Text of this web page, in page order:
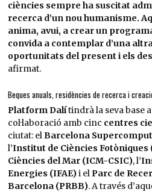
ciències sempre ha suscitat
recerca d’un nou humanisme.
anima, avui, a crear un
convida a contemplar d’una
oportunitats del present i els
afirmat.
Beques anuals, residències de recerca i
Platform Dalítindrà la seva base a
col·laboració amb cinc centres
ciutat: elBarcelona
l’Institut de Ciències Fotòniques
Ciències del Mar (ICM-CSIC), l’
Energies (IFAE)i elParc de
Barcelona (PRBB). A través